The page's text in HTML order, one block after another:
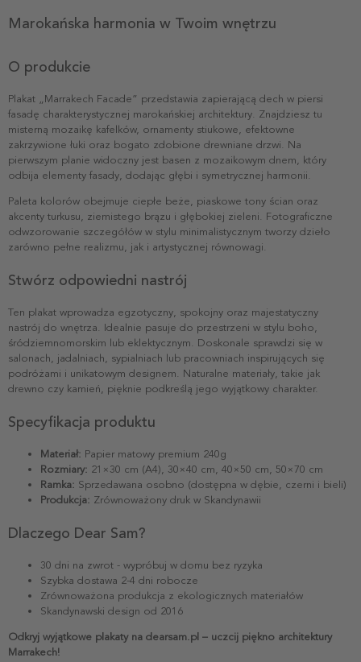
Marokańska harmonia w Twoim wnętrzu
O produkcie
Plakat „Marrakech Facade” przedstawia zapierającą dech w piersi
fasadę charakterystycznej marokańskiej architektury. Znajdziesz tu
misterną mozaikę kafelków, ornamenty stiukowe, efektowne
zakrzywione łuki oraz bogato zdobione drewniane drzwi. Na
pierwszym planie widoczny jest basen z mozaikowym dnem, który
odbija elementy fasady, dodając głębi i symetrycznej harmonii.
Paleta kolorów obejmuje ciepłe beże, piaskowe tony ścian oraz
akcenty turkusu, ziemistego brązu i głębokiej zieleni. Fotograficzne
odwzorowanie szczegółów w stylu minimalistycznym tworzy dzieło
zarówno pełne realizmu, jak i artystycznej równowagi.
Stwórz odpowiedni nastrój
Ten plakat wprowadza egzotyczny, spokojny oraz majestatyczny
nastrój do wnętrza. Idealnie pasuje do przestrzeni w stylu boho,
śródziemnomorskim lub eklektycznym. Doskonale sprawdzi się w
salonach, jadalniach, sypialniach lub pracowniach inspirujących się
podróżami i unikatowym designem. Naturalne materiały, takie jak
drewno czy kamień, pięknie podkreślą jego wyjątkowy charakter.
Specyfikacja produktu
Materiał: Papier matowy premium 240g
Rozmiary: 21×30 cm (A4), 30×40 cm, 40×50 cm, 50×70 cm
Ramka: Sprzedawana osobno (dostępna w dębie, czerni i bieli)
Produkcja: Zrównoważony druk w Skandynawii
Dlaczego Dear Sam?
30 dni na zwrot - wypróbuj w domu bez ryzyka
Szybka dostawa 2-4 dni robocze
Zrównoważona produkcja z ekologicznych materiałów
Skandynawski design od 2016
Odkryj wyjątkowe plakaty na dearsam.pl – uczcij piękno architektury
Marrakech!